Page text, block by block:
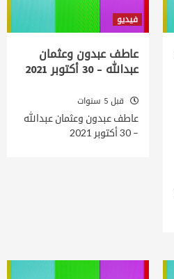
فيديو
عاطف عبدون وعثمان
عبدالله – 30 أكتوبر 2021
قبل 5 سنوات
عاطف عبدون وعثمان عبدالله
– 30 أكتوبر 2021